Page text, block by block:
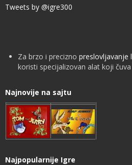
Tweets by @igre300
Za brzo i precizno preslovljavanje
koristi specijalizovan alat koji
Najnovije na sajtu
Najpopularnije Igre